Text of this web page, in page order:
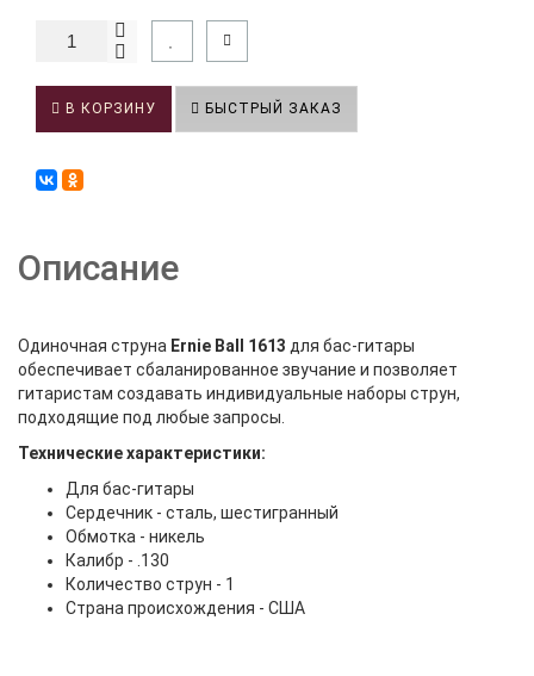
В КОРЗИНУ БЫСТРЫЙ ЗАКАЗ
Описание
Одиночная струна Ernie Ball 1613 для бас-гитары
обеспечивает сбаланированное звучание и позволяет
гитаристам создавать индивидуальные наборы струн,
подходящие под любые запросы.
Технические характеристики:
Для бас-гитары
Сердечник - сталь, шестигранный
Обмотка - никель
Калибр - .130
Количество струн - 1
Страна происхождения - США